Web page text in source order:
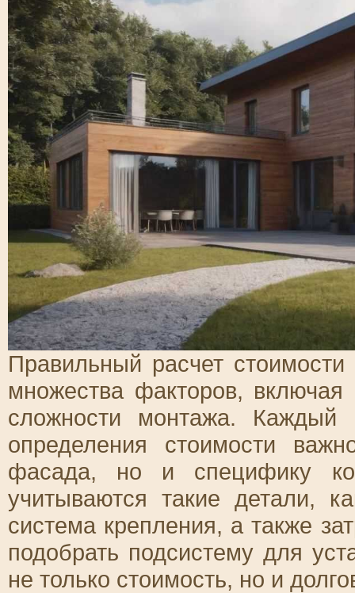
Правильный расчет
множества факторов,
сложности монтажа. Каждый
определения стоимости
фасада, но и специфику
учитываются такие детали,
система крепления, а также
подобрать подсистему для
не только стоимость, но и